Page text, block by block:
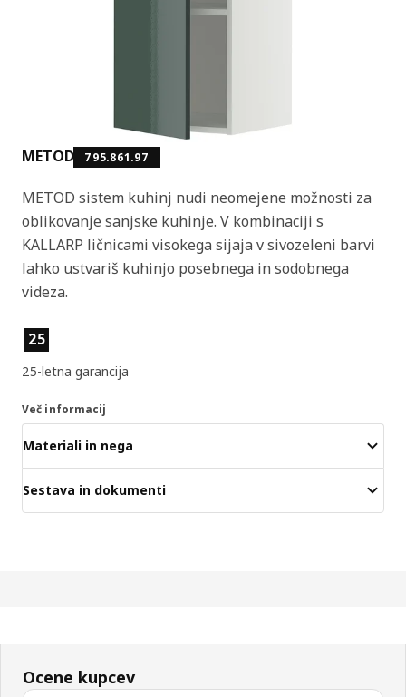
METOD 795.861.97
METOD sistem kuhinj nudi neomejene možnosti za
oblikovanje sanjske kuhinje. V kombinaciji s
KALLARP ličnicami visokega sijaja v sivozeleni barvi
lahko ustvariš kuhinjo posebnega in sodobnega
videza.
Lastnosti izdelka
25
25-letna garancija
Več informacij
Materiali in nega
Sestava in dokumenti
Ocene kupcev